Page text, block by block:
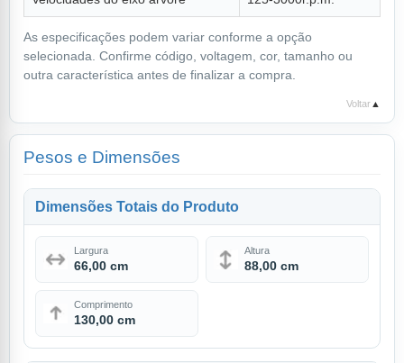
As especificações podem variar conforme a opção
selecionada. Confirme código, voltagem, cor, tamanho ou
outra característica antes de finalizar a compra.
Voltar ▲
Pesos e Dimensões
Dimensões Totais do Produto
Largura
66,00 cm
Altura
88,00 cm
Comprimento
130,00 cm